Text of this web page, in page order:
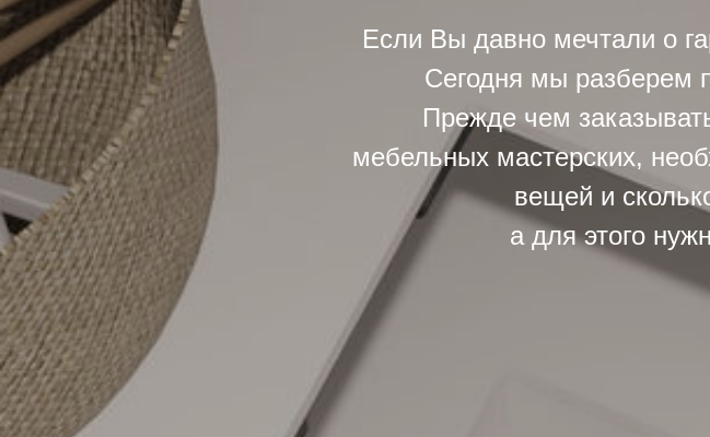
Если Вы давно мечтали о
Сегодня мы разберем
Прежде чем
мебельных мастерских,
вещей и
а для этого